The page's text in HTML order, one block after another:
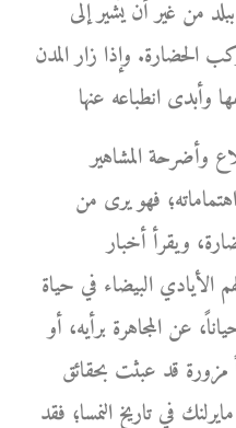
من غير أن يُشير إلى
الحضارة. وإذا زار المدن
وأضرحة المشاهير
فهو يرى من
ويقرأ أخبار
الأيادي البيضاء في حياة
عن المجاهرة برأيه، أو
مزورة قد عبثت بحقائق
في تاريخ النمسا؛ فقد